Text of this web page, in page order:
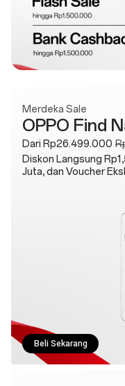
Merdeka Sale
OPPO Find
Dari Rp26.499.000
Diskon Langsung
Juta, dan Voucher
Beli Sekarang